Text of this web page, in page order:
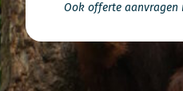
Ook offerte aanvragen